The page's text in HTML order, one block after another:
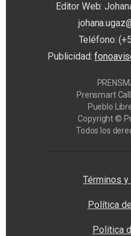
Editor Web:
Teléfono:
Publicidad:
Prensmart
Pueblo
Copyright ©
Todos los
Términos
Política
Politica